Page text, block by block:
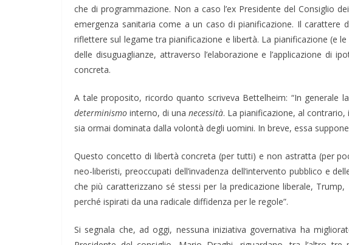
che di programmazione. Non a caso l’ex Presidente del Consiglio
emergenza sanitaria come a un caso di pianificazione. Il
riflettere sul legame tra pianificazione e libertà. La pianificazione (e
delle disuguaglianze, attraverso l’elaborazione e l’applicazione
concreta.
A tale proposito, ricordo quanto scriveva Bettelheim: “In generale
determinismo interno, di unanecessità. La pianificazione, al contrario,
sia ormai dominata dalla volontà degli uomini. In breve, essa
Questo concetto di libertà concreta (per tutti) e non astratta (per
neo-liberisti, preoccupati dell’invadenza dell’intervento pubblico e
che più caratterizzano sé stessi per la predicazione liberale,
perché ispirati da una radicale diffidenza per le regole”.
Si segnala che, ad oggi, nessuna iniziativa governativa ha